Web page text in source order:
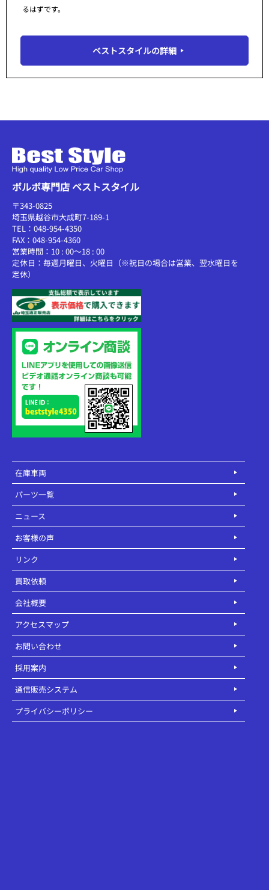
るはずです。
ベストスタイルの詳細
ボルボ専門店 ベストスタイル
〒343-0825
埼玉県越谷市大成町7-189-1
TEL：048-954-4350
FAX：048-954-4360
営業時間：10 : 00～18 : 00
定休日：毎週月曜日、火曜日（※祝日の場合は営業、翌水曜日を
定休）
在庫車両
パーツ一覧
ニュース
お客様の声
リンク
買取依頼
会社概要
アクセスマップ
お問い合わせ
採用案内
通信販売システム
プライバシーポリシー